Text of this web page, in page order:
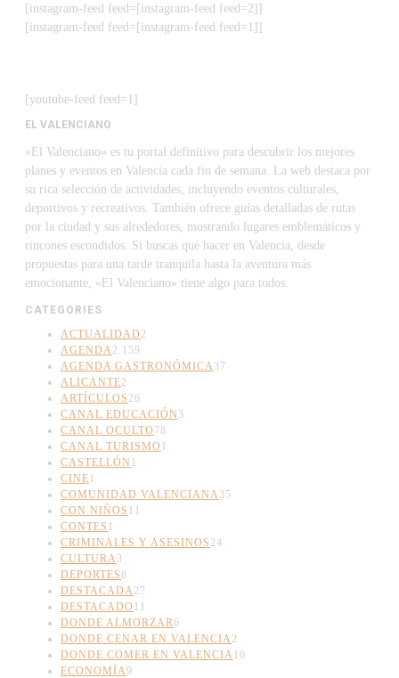
[instagram-feed feed=[instagram-feed feed=2]]
[instagram-feed feed=[instagram-feed feed=1]]
[youtube-feed feed=1]
EL VALENCIANO
«El Valenciano» es tu portal definitivo para descubrir los mejores
planes y eventos en Valencia cada fin de semana. La web destaca por
su rica selección de actividades, incluyendo eventos culturales,
deportivos y recreativos. También ofrece guías detalladas de rutas
por la ciudad y sus alrededores, mostrando lugares emblemáticos y
rincones escondidos. Si buscas qué hacer en Valencia, desde
propuestas para una tarde tranquila hasta la aventura más
emocionante, «El Valenciano» tiene algo para todos.
CATEGORIES
ACTUALIDAD 2
AGENDA2.159
AGENDA GASTRONÓMICA37
ALICANTE2
ARTÍCULOS 26
CANAL EDUCACIÓN 3
CANAL OCULTO 78
CANAL TURISMO 1
CASTELLÓN 1
CINE1
COMUNIDAD VALENCIANA35
CON NIÑOS 11
CONTES 1
CRIMINALES Y ASESINOS 24
CULTURA3
DEPORTES8
DESTACADA27
DESTACADO 11
DONDE ALMORZAR6
DONDE CENAR EN VALENCIA2
DONDE COMER EN VALENCIA10
ECONOMÍA9